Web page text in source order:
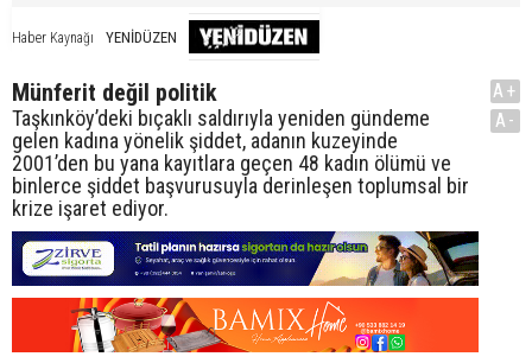
Haber Kaynağı YENİDÜZEN
Münferit değil politik
Taşkınköy’deki bıçaklı saldırıyla yeniden gündeme
gelen kadına yönelik şiddet, adanın kuzeyinde
2001’den bu yana kayıtlara geçen 48 kadın ölümü ve
binlerce şiddet başvurusuyla derinleşen toplumsal bir
krize işaret ediyor.
A+
A-